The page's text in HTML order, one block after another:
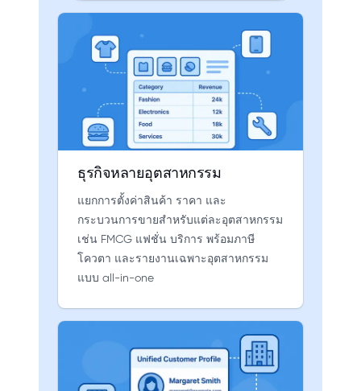
ธุรกิจหลายอุตสาหกรรม
แยกการตั้งค่าสินค้า ราคา และ
กระบวนการขายสำหรับแต่ละอุตสาหกรรม
เช่น FMCG แฟชั่น บริการ พร้อมภาษี
โควตา และรายงานเฉพาะอุตสาหกรรม
แบบ all-in-one